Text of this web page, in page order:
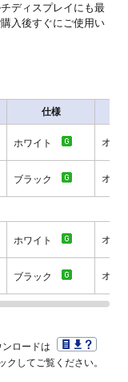
ディスプレイにも最
入後すぐにご使用い
仕様
ホワイト オー
ブラック オー
ホワイト オー
ブラック オー
ロードは
クしてご覧ください。